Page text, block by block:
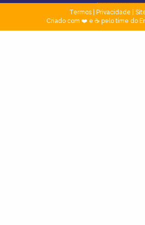
Termos| Privacidade
Criado com ❤️ e ☕ pelo time do